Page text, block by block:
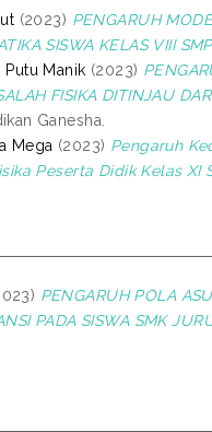
(2023) PENGARUH
SISWA KELAS VIII
Putu Manik (2023)
FISIKA DITINJAU
Ganesha.
Mega (2023) Pengaruh
Peserta Didik Kelas XI
PENGARUH POLA
PADA SISWA SMK